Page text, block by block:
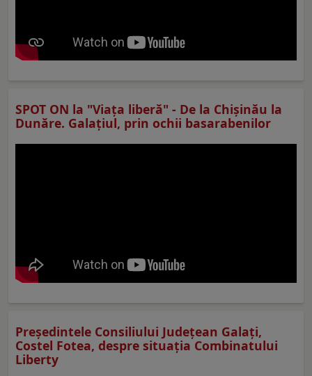
SPOT ON la "Viaţa liberă" - De la Chișinău la
Dunăre. Galațiul, prin ochii basarabenilor
Preşedintele Consiliului Judeţean Galaţi,
Costel Fotea, despre situaţia Combinatului
Liberty